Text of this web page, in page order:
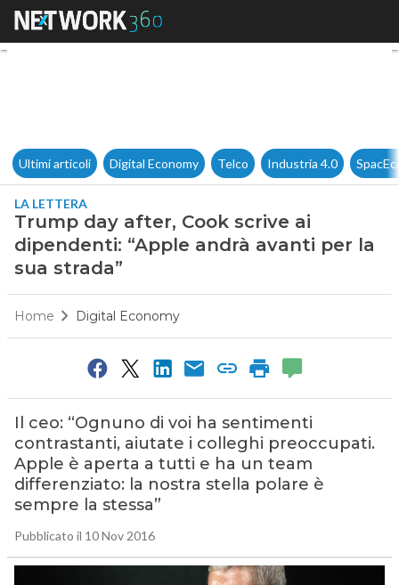
Trump day after, Cook scrive
Ultimi articoli Digital Economy Telco Industria 4.0
LA LETTERA
Trump day after, Cook scrive ai
dipendenti: “Apple andrà avanti per la
sua strada”
Home Digital Economy
Il ceo: “Ognuno di voi ha sentimenti
contrastanti, aiutate i colleghi preoccupati.
Apple è aperta a tutti e ha un team
differenziato: la nostra stella polare è
sempre la stessa”
Pubblicato il 10 Nov 2016